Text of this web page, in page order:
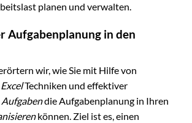
planen und verwalten.
Aufgabenplanung in den
wir, wie Sie mit Hilfe von
Techniken und effektiver
die Aufgabenplanung in Ihren
können. Ziel ist es, einen